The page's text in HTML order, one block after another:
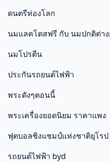
ดนตรีท่องโลก
นมแลคโตสฟรี กับ นมปกติต่าง
นมโปรตีน
ประกันรถยนต์ไฟฟ้า
พระดังๆตอนนี้
พระเครื่องยอดนิยม ราคาแพง
ฟุตบอลชิงแชมป์แห่งชาติยุโรป
รถยนต์ไฟฟ้า byd